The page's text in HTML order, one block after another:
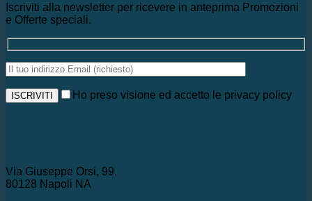
Iscriviti alla newsletter per ricevere in anteprima Promozioni
e Offerte speciali.
Ho preso visione ed accetto le privacy policy
Via Giuseppe Orsi, 99,
80128 Napoli NA